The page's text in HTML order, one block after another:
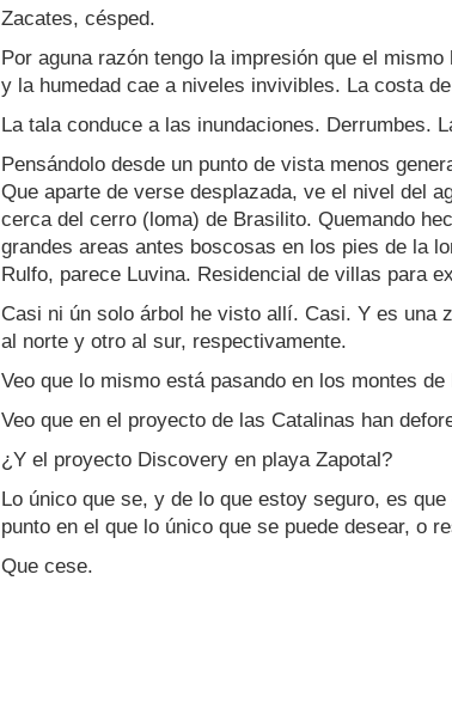
Zacates, césped.
Por aguna razón tengo la impresión que el
y la humedad cae a niveles invivibles. La costa
La tala conduce a las inundaciones. Derrumbes.
Pensándolo desde un punto de vista menos
Que aparte de verse desplazada, ve el nivel del
cerca del cerro (loma) de Brasilito. Quemando
grandes areas antes boscosas en los pies de la
Rulfo, parece Luvina. Residencial de villas para
Casi ni ún solo árbol he visto allí. Casi. Y es una
al norte y otro al sur, respectivamente.
Veo que lo mismo está pasando en los montes de
Veo que en el proyecto de las Catalinas han
¿Y el proyecto Discovery en playa Zapotal?
Lo único que se, y de lo que estoy seguro, es
punto en el que lo único que se puede desear, o
Que cese.